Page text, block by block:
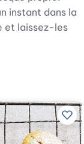
instant dans la
et laissez-les